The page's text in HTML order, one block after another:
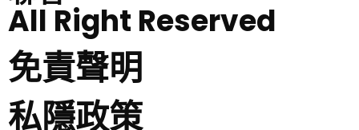
All Right Reserved
免責聲明
私隱政策